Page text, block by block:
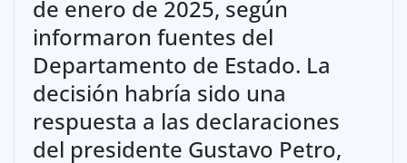
de enero de 2025, según
informaron fuentes del
Departamento de Estado. La
decisión habría sido una
respuesta a las declaraciones
del presidente Gustavo Petro,